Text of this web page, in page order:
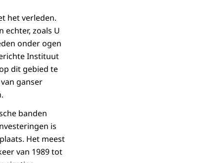
het verleden.
echter, zoals U
onder ogen
Instituut
dit gebied te
ganser
banden
is
Het meest
van 1989 tot